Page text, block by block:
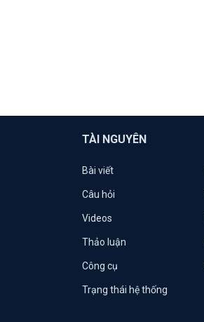
TÀI NGUYÊN
Bài viết
Câu hỏi
Videos
Thảo luận
Công cụ
Trạng thái hệ thống